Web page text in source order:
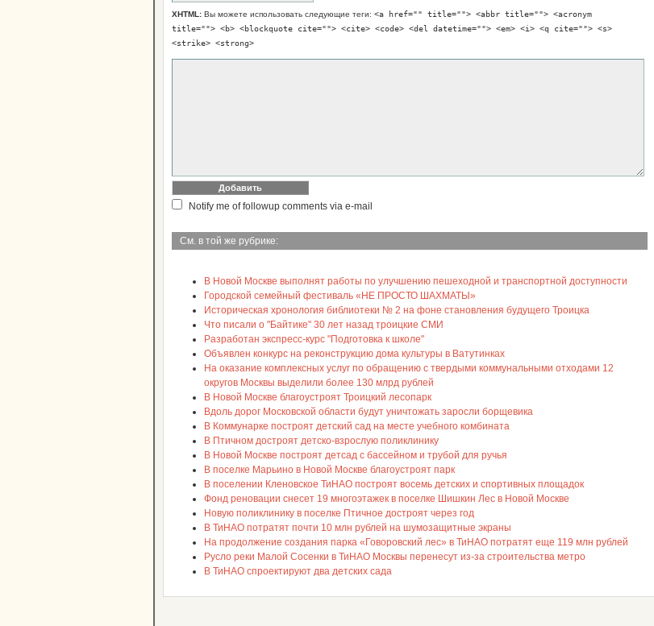
XHTML: Вы можете использовать следующие теги: <a href="" title=""> <abbr title=""> <acronym
title=""> <b> <blockquote cite=""> <cite> <code> <del datetime=""> <em> <i> <q cite=""> <s>
<strike> <strong>
Notify me of followup comments via e-mail
См. в той же рубрике:
В Новой Москве выполнят работы по улучшению пешеходной и транспортной доступности
Городской семейный фестиваль «НЕ ПРОСТО ШАХМАТЫ»
Историческая хронология библиотеки № 2 на фоне становления будущего Троицка
Что писали о "Байтике" 30 лет назад троицкие СМИ
Разработан экспресс-курс "Подготовка к школе"
Объявлен конкурс на реконструкцию дома культуры в Ватутинках
На оказание комплексных услуг по обращению с твердыми коммунальными отходами 12
округов Москвы выделили более 130 млрд рублей
В Новой Москве благоустроят Троицкий лесопарк
Вдоль дорог Московской области будут уничтожать заросли борщевика
В Коммунарке построят детский сад на месте учебного комбината
В Птичном достроят детско-взрослую поликлинику
В Новой Москве построят детсад с бассейном и трубой для ручья
В поселке Марьино в Новой Москве благоустроят парк
В поселении Кленовское ТиНАО построят восемь детских и спортивных площадок
Фонд реновации снесет 19 многоэтажек в поселке Шишкин Лес в Новой Москве
Новую поликлинику в поселке Птичное достроят через год
В ТиНАО потратят почти 10 млн рублей на шумозащитные экраны
На продолжение создания парка «Говоровский лес» в ТиНАО потратят еще 119 млн рублей
Русло реки Малой Сосенки в ТиНАО Москвы перенесут из-за строительства метро
В ТиНАО спроектируют два детских сада